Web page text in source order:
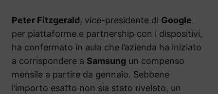
Peter Fitzgerald, vice-presidente di Google
per piattaforme e partnership con i dispositivi,
ha confermato in aula che l’azienda ha iniziato
a corrispondere a Samsung un compenso
mensile a partire da gennaio. Sebbene
l’importo esatto non sia stato rivelato, un